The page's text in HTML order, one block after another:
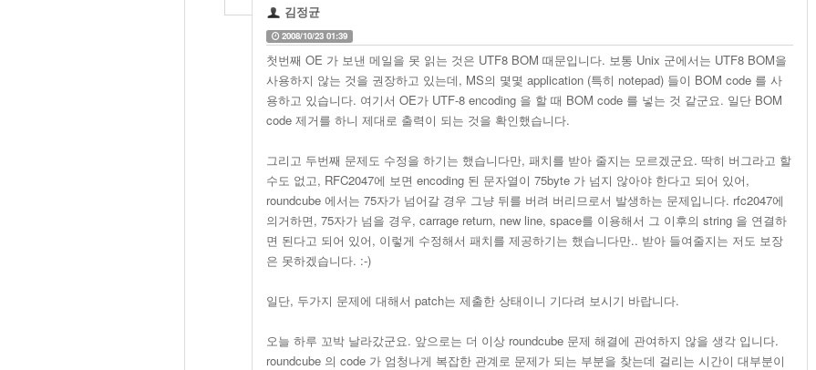
김정균
2008/10/23 01:39
첫번째 OE 가 보낸 메일을 못 읽는 것은 UTF8 BOM 때문입니다. 보통 Unix 군에서는 UTF8 BOM을
사용하지 않는 것을 권장하고 있는데, MS의 몇몇 application (특히 notepad) 들이 BOM code 를 사
용하고 있습니다. 여기서 OE가 UTF-8 encoding 을 할 때 BOM code 를 넣는 것 같군요. 일단 BOM
code 제거를 하니 제대로 출력이 되는 것을 확인했습니다.
그리고 두번째 문제도 수정을 하기는 했습니다만, 패치를 받아 줄지는 모르겠군요. 딱히 버그라고 할
수도 없고, RFC2047에 보면 encoding 된 문자열이 75byte 가 넘지 않아야 한다고 되어 있어,
roundcube 에서는 75자가 넘어갈 경우 그냥 뒤를 버려 버리므로서 발생하는 문제입니다. rfc2047에
의거하면, 75자가 넘을 경우, carrage return, new line, space를 이용해서 그 이후의 string 을 연결하
면 된다고 되어 있어, 이렇게 수정해서 패치를 제공하기는 했습니다만.. 받아 들여줄지는 저도 보장
은 못하겠습니다. :-)
일단, 두가지 문제에 대해서 patch는 제출한 상태이니 기다려 보시기 바랍니다.
오늘 하루 꼬박 날라갔군요. 앞으로는 더 이상 roundcube 문제 해결에 관여하지 않을 생각 입니다.
roundcube 의 code 가 엄청나게 복잡한 관계로 문제가 되는 부분을 찾는데 걸리는 시간이 대부분이